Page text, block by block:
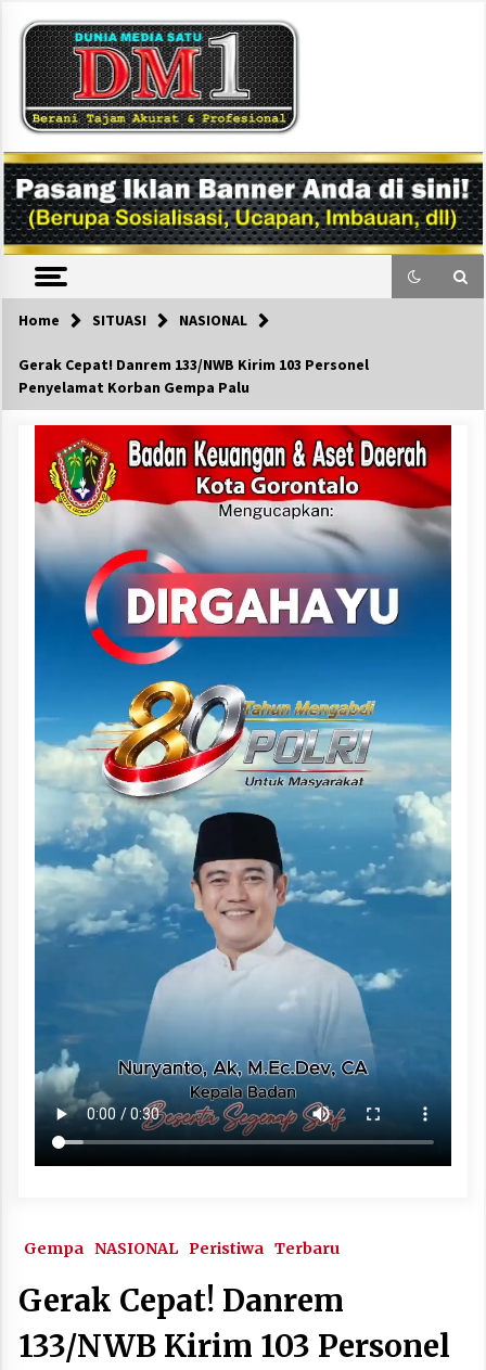
content
DM1
Home SITUASI NASIONAL
Gerak Cepat! Danrem 133/NWB Kirim 103 Personel
Penyelamat Korban Gempa Palu
Gempa NASIONAL Peristiwa Terbaru
Gerak Cepat! Danrem
133/NWB Kirim 103 Personel